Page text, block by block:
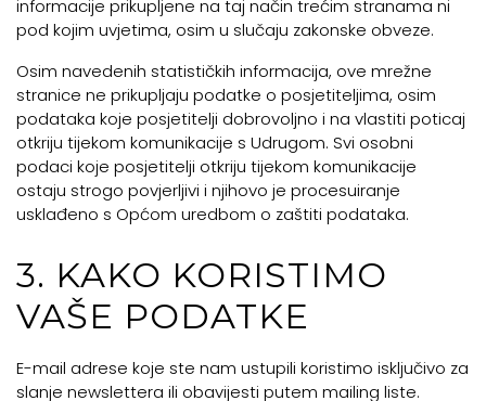
informacije prikupljene na taj način trećim stranama ni
pod kojim uvjetima, osim u slučaju zakonske obveze.
Osim navedenih statističkih informacija, ove mrežne
stranice ne prikupljaju podatke o posjetiteljima, osim
podataka koje posjetitelji dobrovoljno i na vlastiti poticaj
otkriju tijekom komunikacije s Udrugom. Svi osobni
podaci koje posjetitelji otkriju tijekom komunikacije
ostaju strogo povjerljivi i njihovo je procesuiranje
usklađeno s Općom uredbom o zaštiti podataka.
3. KAKO KORISTIMO
VAŠE PODATKE
E-mail adrese koje ste nam ustupili koristimo isključivo za
slanje newslettera ili obavijesti putem mailing liste.